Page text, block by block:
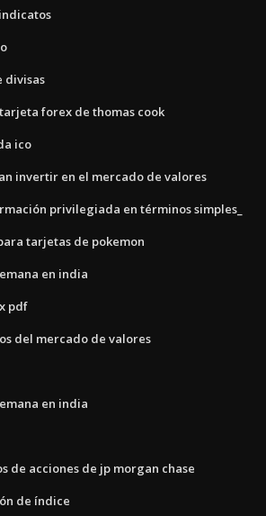
divisas
forex de thomas cook
ico
invertir en el mercado de valores
privilegiada en términos simples_
tarjetas de pokemon
en india
pdf
del mercado de valores
en india
de acciones de jp morgan chase
de índice